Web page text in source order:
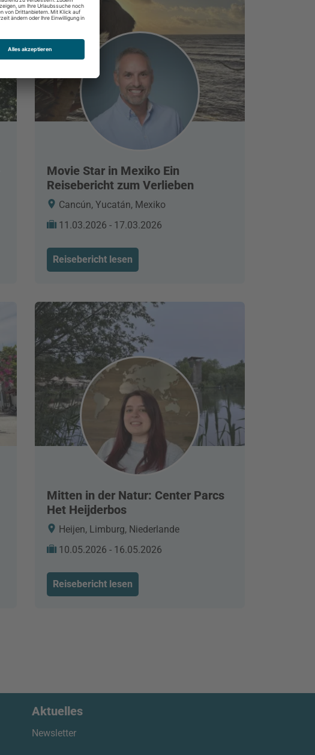
Movie Star in Mexiko Ein
Reisebericht zum Verlieben
Cancún, Yucatán, Mexiko
11.03.2026 - 17.03.2026
Reisebericht lesen
Mitten in der Natur: Center Parcs
Het Heijderbos
Heijen, Limburg, Niederlande
10.05.2026 - 16.05.2026
Reisebericht lesen
Aktuelles
Newsletter